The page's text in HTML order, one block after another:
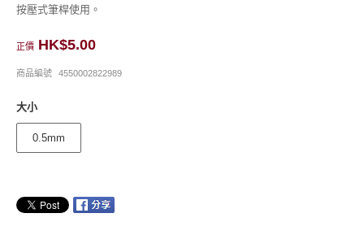
按壓式筆桿使用。
正價 HK$5.00
商品編號 4550002822989
大小
0.5mm